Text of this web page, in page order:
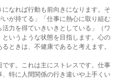
なれば行動も前向きになります。そ
が持てる」「仕事に熱心に取り組む
力を得ていきいきとしている」（ワ
いうような状態を目指します。心の
ときは、不健康であると考えます。
す。これは主にストレスです。仕事
特に人間関係の行き違いや上手くい